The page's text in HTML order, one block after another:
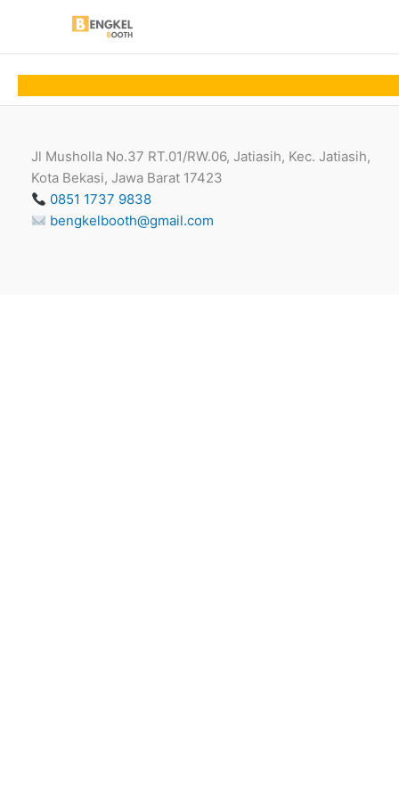
content
Jl Musholla No.37 RT.01/RW.06, Jatiasih, Kec. Jatiasih,
Kota Bekasi, Jawa Barat 17423
0851 1737 9838
bengkelbooth@gmail.com